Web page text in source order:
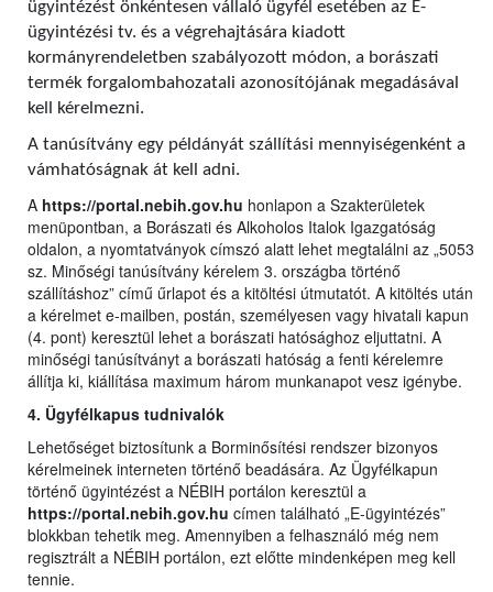
ügyintézést önkéntesen vállaló ügyfél esetében az E-
ügyintézési tv. és a végrehajtására kiadott
kormányrendeletben szabályozott módon, a borászati
termék forgalombahozatali azonosítójának megadásával
kell kérelmezni.
A tanúsítvány egy példányát szállítási mennyiségenként a
vámhatóságnak át kell adni.
A https://portal.nebih.gov.hu honlapon a Szakterületek
menüpontban, a Borászati és Alkoholos Italok Igazgatóság
oldalon, a nyomtatványok címszó alatt lehet megtalálni az „5053
sz. Minőségi tanúsítvány kérelem 3. országba történő
szállításhoz” című űrlapot és a kitöltési útmutatót. A kitöltés után
a kérelmet e-mailben, postán, személyesen vagy hivatali kapun
(4. pont) keresztül lehet a borászati hatósághoz eljuttatni. A
minőségi tanúsítványt a borászati hatóság a fenti kérelemre
állítja ki, kiállítása maximum három munkanapot vesz igénybe.
4. Ügyfélkapus tudnivalók
Lehetőséget biztosítunk a Borminősítési rendszer bizonyos
kérelmeinek interneten történő beadására. Az Ügyfélkapun
történő ügyintézést a NÉBIH portálon keresztül a
https://portal.nebih.gov.hu címen található „E-ügyintézés”
blokkban tehetik meg. Amennyiben a felhasználó még nem
regisztrált a NÉBIH portálon, ezt előtte mindenképen meg kell
tennie.